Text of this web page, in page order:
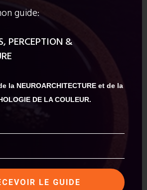
guide:
PERCEPTION &
la NEUROARCHITECTURE et de la
DE LA COULEUR.
LE GUIDE